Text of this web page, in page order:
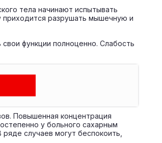
тела начинают испытывать
приходится разрушать мышечную и
функции полноценно. Слабость
Повышенная концентрация
у больного сахарным
случаев могут беспокоить,